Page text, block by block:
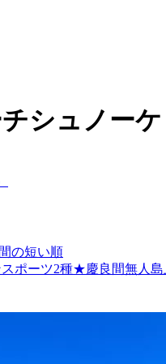
シュノー
の短い順
ポーツ2種★慶良間無人